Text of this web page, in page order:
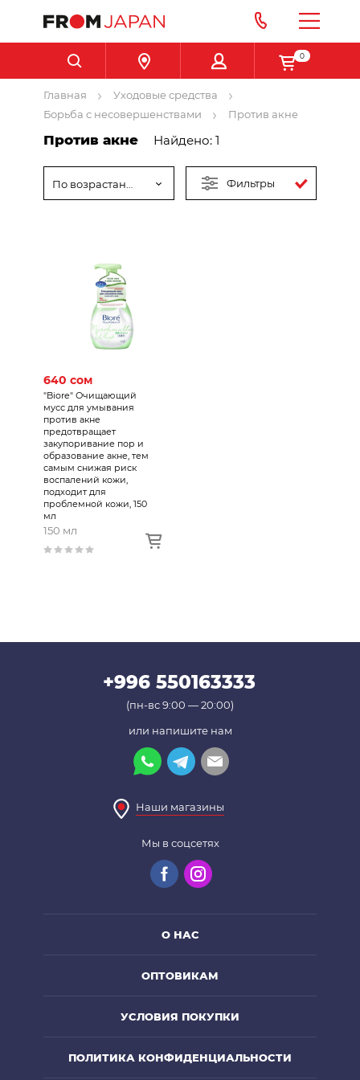
0
Главная
Уходовые средства
Борьба с несовершенствами
Против акне
Против акне Найдено: 1
Фильтры
640 сом
"Biore" Очищающий
мусс для умывания
против акне
предотвращает
закупоривание пор и
образование акне, тем
самым снижая риск
воспалений кожи,
подходит для
проблемной кожи, 150
мл
150 мл
+996 550163333
(пн-вс 9:00 — 20:00)
или напишите нам
Наши магазины
Мы в соцсетях
О НАС
ОПТОВИКАМ
УСЛОВИЯ ПОКУПКИ
ПОЛИТИКА КОНФИДЕНЦИАЛЬНОСТИ